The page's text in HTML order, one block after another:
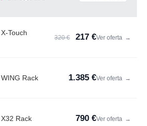
Touch
320 € 217 €Ver oferta →
Rack 1.385 €Ver oferta →
Rack 790 €Ver oferta →